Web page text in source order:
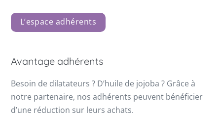
L’espace adhérents
Avantage adhérents
Besoin de dilatateurs ? D’huile de jojoba ? Grâce à
notre partenaire, nos adhérents peuvent bénéficier
d’une réduction sur leurs achats.